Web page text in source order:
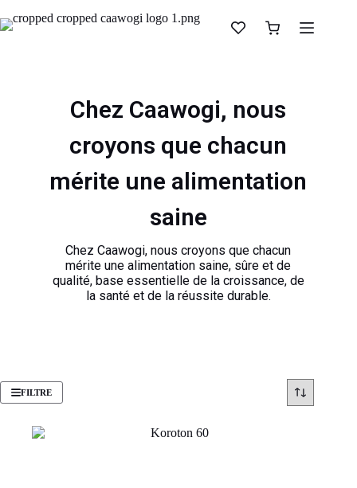
Chez Caawogi, nous
croyons que chacun
mérite une alimentation
saine
Chez Caawogi, nous croyons que chacun
mérite une alimentation saine, sûre et de
qualité, base essentielle de la croissance, de
la santé et de la réussite durable.
FILTRE